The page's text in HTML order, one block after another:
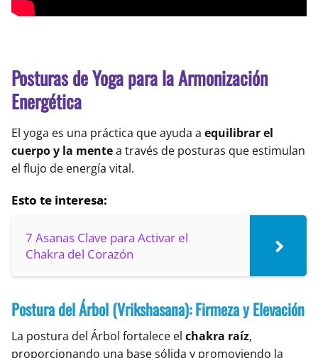
Posturas de Yoga para la Armonización
Energética
El yoga es una práctica que ayuda a equilibrar el
cuerpo y la mentea través de posturas que estimulan
el flujo de energía vital.
Esto te interesa:
7 Asanas Clave para Activar el
Chakra del Corazón
Postura del Árbol (Vrikshasana): Firmeza y Elevación
La postura del Árbol fortalece el chakra raíz,
proporcionando una base sólida y promoviendo la